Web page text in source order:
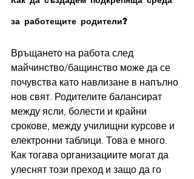
за работещите родители?
Връщането на работа след
майчинство/бащинство може да се
почувства като навлизане в напълно
нов свят. Родителите балансират
между ясли, болести и крайни
срокове, между училищни курсове и
електронни таблици. Това е много.
Как тогава организациите могат да
улеснят този преход и защо да го